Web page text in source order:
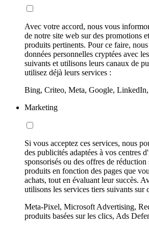
Avec votre accord, nous vous
de notre site web sur des promotions
produits pertinents. Pour ce faire,
données personnelles cryptées avec
suivants et utilisons leurs canaux de
utilisez déjà leurs services :
Bing, Criteo, Meta, Google,
Marketing
Si vous acceptez ces services, nous
des publicités adaptées à vos centres
sponsorisés ou des offres de
produits en fonction des pages que
achats, tout en évaluant leur succès.
utilisons les services tiers suivants sur
Meta-Pixel, Microsoft Advertising,
produits basées sur les clics, Ads